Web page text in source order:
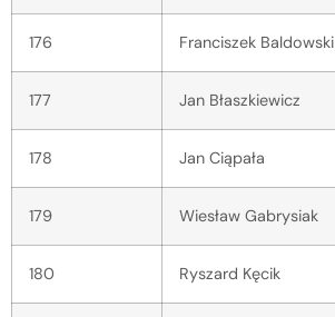
176 Franciszek Baldowski
177 Jan Błaszkiewicz
178 Jan Ciąpała
179 Wiesław Gabrysiak
180 Ryszard Kęcik